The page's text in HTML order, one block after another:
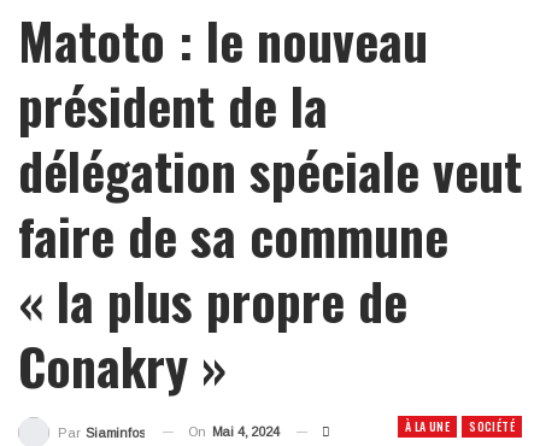
Matoto : le nouveau
président de la
délégation spéciale veut
faire de sa commune
« la plus propre de
Conakry »
À LA UNE SOCIÉTÉ
Par Siaminfos On Mai 4, 2024